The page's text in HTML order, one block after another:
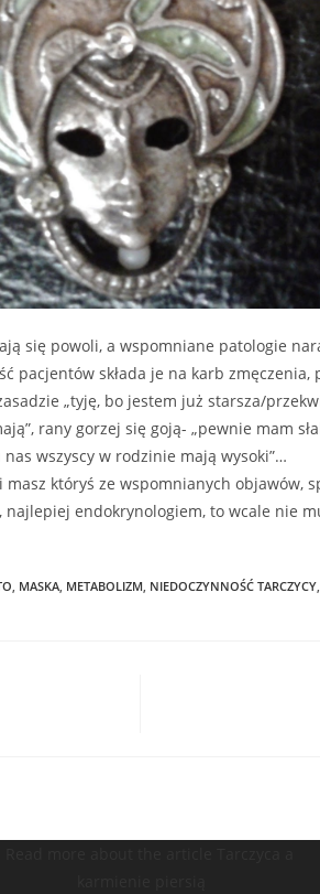
się powoli, a wspomniane patologie
pacjentów składa je na karb zmęczenia,
„tyję, bo jestem już starsza/
rany gorzej się goją- „pewnie mam
wszyscy w rodzinie mają wysoki”…
masz któryś ze wspomnianych objawów,
najlepiej endokrynologiem, to wcale nie
MASKA METABOLIZM NIEDOCZYNNOŚĆ TARCZYCY